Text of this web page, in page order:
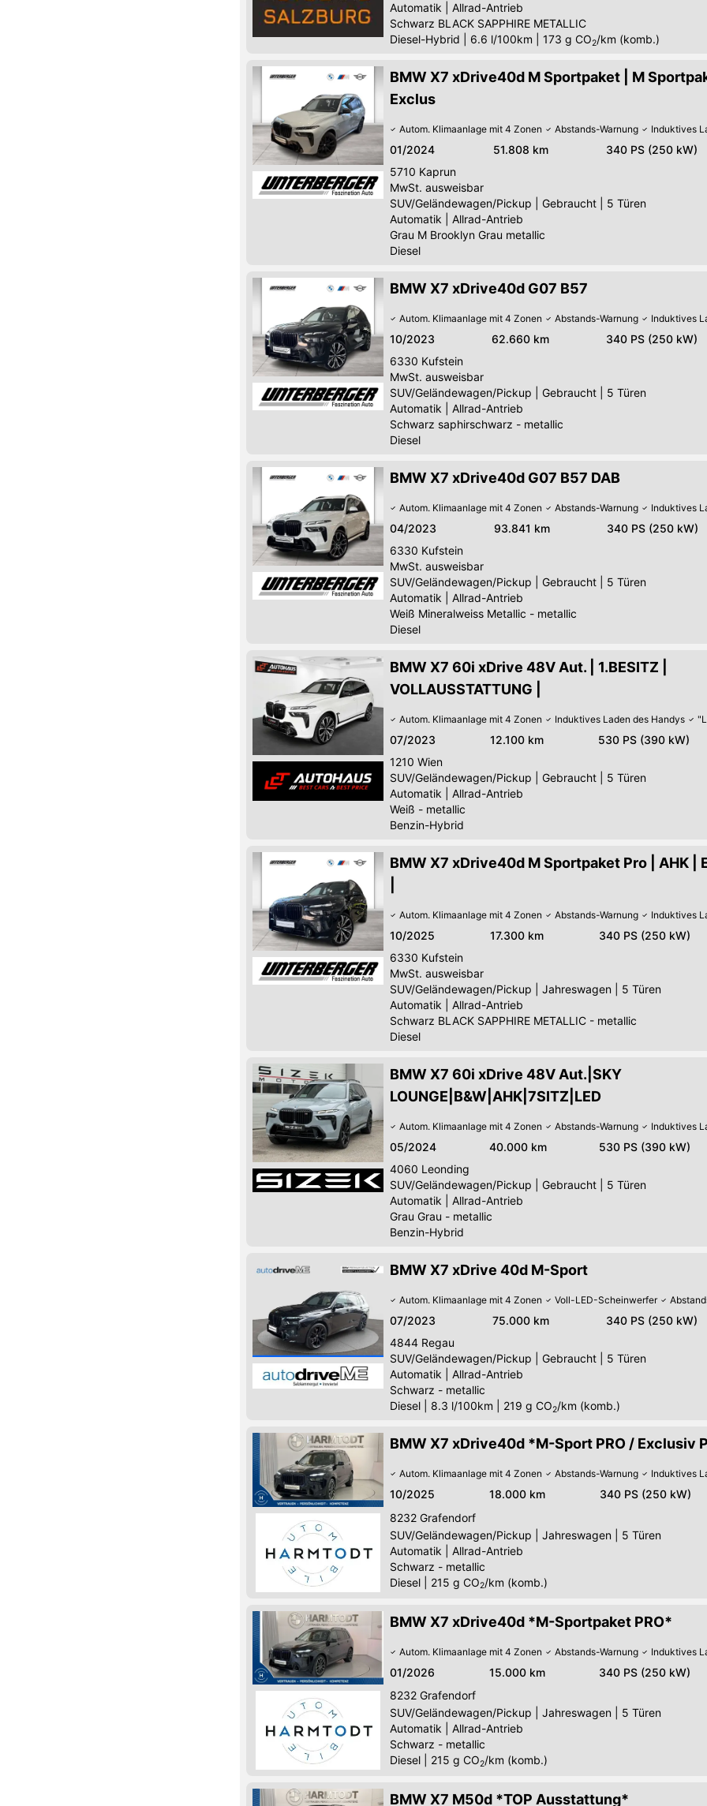
Automatik
Allrad-Antrieb
Schwarz BLACK SAPPHIRE METALLIC
Diesel-Hybrid
6.6 l/100km 173 g CO2/km (komb.)
BMW X7 xDrive40d M Sportpaket | M
Exclus
Autom. Klimaanlage mit 4 Zonen Abstands-Warnung Induktives
01/2024 51.808 km 340 PS (250 kW)
5710 Kaprun
MwSt. ausweisbar
SUV/Geländewagen/Pickup
Gebraucht
5 Türen
Automatik
Allrad-Antrieb
Grau M Brooklyn Grau metallic
Diesel
BMW X7 xDrive40d G07 B57
Autom. Klimaanlage mit 4 Zonen Abstands-Warnung Induktives
10/2023 62.660 km 340 PS (250 kW)
6330 Kufstein
MwSt. ausweisbar
SUV/Geländewagen/Pickup
Gebraucht
5 Türen
Automatik
Allrad-Antrieb
Schwarz saphirschwarz - metallic
Diesel
BMW X7 xDrive40d G07 B57 DAB
Autom. Klimaanlage mit 4 Zonen Abstands-Warnung Induktives
04/2023 93.841 km 340 PS (250 kW)
6330 Kufstein
MwSt. ausweisbar
SUV/Geländewagen/Pickup
Gebraucht
5 Türen
Automatik
Allrad-Antrieb
Weiß Mineralweiss Metallic - metallic
Diesel
BMW X7 60i xDrive 48V Aut. | 1.BESITZ |
VOLLAUSSTATTUNG |
Autom. Klimaanlage mit 4 Zonen Induktives Laden des Handys
07/2023 12.100 km 530 PS (390 kW)
1210 Wien
SUV/Geländewagen/Pickup
Gebraucht
5 Türen
Automatik
Allrad-Antrieb
Weiß - metallic
Benzin-Hybrid
BMW X7 xDrive40d M Sportpaket Pro | AHK |
Autom. Klimaanlage mit 4 Zonen Abstands-Warnung Induktives
10/2025 17.300 km 340 PS (250 kW)
6330 Kufstein
MwSt. ausweisbar
SUV/Geländewagen/Pickup
Jahreswagen
5 Türen
Automatik
Allrad-Antrieb
Schwarz BLACK SAPPHIRE METALLIC - metallic
Diesel
BMW X7 60i xDrive 48V Aut.|SKY
LOUNGE|B&W|AHK|7SITZ|LED
Autom. Klimaanlage mit 4 Zonen Abstands-Warnung Induktives
05/2024 40.000 km 530 PS (390 kW)
4060 Leonding
SUV/Geländewagen/Pickup
Gebraucht
5 Türen
Automatik
Allrad-Antrieb
Grau Grau - metallic
Benzin-Hybrid
BMW X7 xDrive 40d M-Sport
Autom. Klimaanlage mit 4 Zonen Voll-LED-Scheinwerfer
07/2023 75.000 km 340 PS (250 kW)
4844 Regau
SUV/Geländewagen/Pickup
Gebraucht
5 Türen
Automatik
Allrad-Antrieb
Schwarz - metallic
Diesel
8.3 l/100km 219 g CO2/km (komb.)
BMW X7 xDrive40d *M-Sport PRO / Exclusiv
Autom. Klimaanlage mit 4 Zonen Abstands-Warnung Induktives
10/2025 18.000 km 340 PS (250 kW)
8232 Grafendorf
SUV/Geländewagen/Pickup
Jahreswagen
5 Türen
Automatik
Allrad-Antrieb
Schwarz - metallic
Diesel
215 g CO2/km (komb.)
BMW X7 xDrive40d *M-Sportpaket PRO*
Autom. Klimaanlage mit 4 Zonen Abstands-Warnung Induktives
01/2026 15.000 km 340 PS (250 kW)
8232 Grafendorf
SUV/Geländewagen/Pickup
Jahreswagen
5 Türen
Automatik
Allrad-Antrieb
Schwarz - metallic
Diesel
215 g CO2/km (komb.)
BMW X7 M50d *TOP Ausstattung*